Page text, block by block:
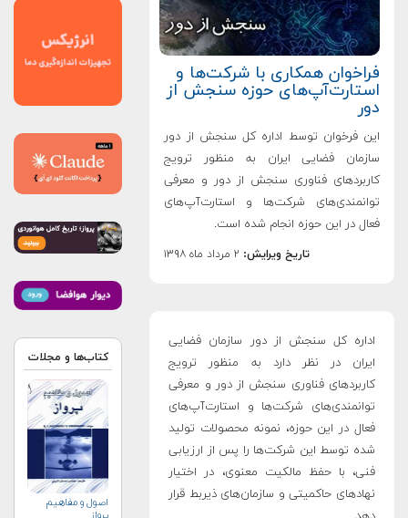
فراخوان همکاری با شرکت‌ها و
استارت‌‌آپ‌‌های حوزه سنجش از
دور
این فرخوان توسط اداره کل سنجش از دور
سازمان فضایی ایران به منظور ترویج
کاربردهای فناوری سنجش از دور و معرفی
توانمندی‌های شرکت‌ها و استارت‌آپ‌های
فعال در این حوزه انجام شده است.
تاریخ ویرایش: ۲ مرداد ماه ۱۳۹۸
اداره کل سنجش از دور سازمان فضایی
ایران در نظر دارد به منظور ترویج
کاربردهای فناوری سنجش از دور و معرفی
توانمندی‌های شرکت‌ها و استارت‌آپ‌های
فعال در این حوزه، نمونه محصولات تولید
شده توسط این شرکت‌ها را پس از ارزیابی
فنی، با حفظ مالکیت معنوی، در اختیار
نهادهای حاکمیتی و سازمان‌های ذیربط قرار
کتاب‌ها و مجلات
اصول و مفاهیم